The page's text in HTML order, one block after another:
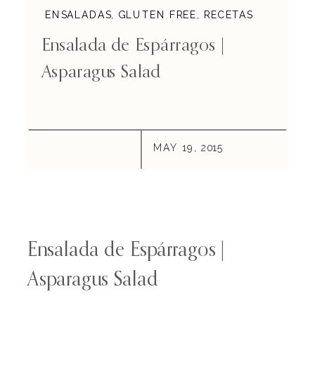
Ensalada de Espárragos |
Asparagus Salad
ENSALADAS GLUTEN FREE
RECETAS
MAY 19, 2015
Ensalada de Espárragos |
Asparagus Salad